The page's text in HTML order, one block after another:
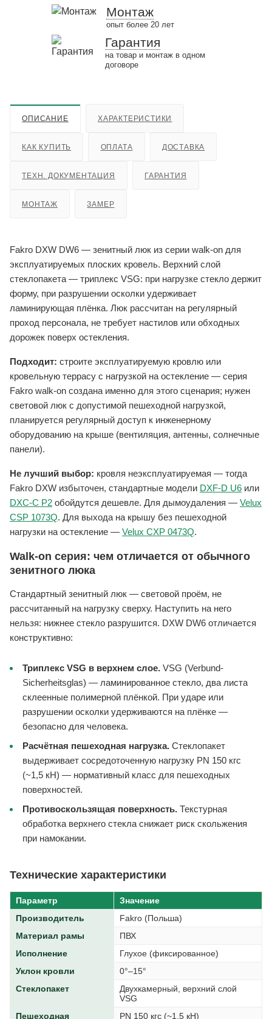
Монтаж
опыт более 20 лет
Гарантия
на товар и монтаж в одном
договоре
ОПИСАНИЕ ХАРАКТЕРИСТИКИ
КАК КУПИТЬ ОПЛАТА ДОСТАВКА
ТЕХН. ДОКУМЕНТАЦИЯ ГАРАНТИЯ
МОНТАЖ ЗАМЕР
Fakro DXW DW6 — зенитный люк из серии walk-on для
эксплуатируемых плоских кровель. Верхний слой
стеклопакета — триплекс VSG: при нагрузке стекло держит
форму, при разрушении осколки удерживает
ламинирующая плёнка. Люк рассчитан на регулярный
проход персонала, не требует настилов или обходных
дорожек поверх остекления.
Подходит: строите эксплуатируемую кровлю или
кровельную террасу с нагрузкой на остекление — серия
Fakro walk-on создана именно для этого сценария; нужен
световой люк с допустимой пешеходной нагрузкой,
планируется регулярный доступ к инженерному
оборудованию на крыше (вентиляция, антенны, солнечные
панели).
Не лучший выбор: кровля неэксплуатируемая — тогда
Fakro DXW избыточен, стандартные модели DXF-D U6 или
DXC-C P2 обойдутся дешевле. Для дымоудаления — Velux
CSP 1073Q. Для выхода на крышу без пешеходной
нагрузки на остекление — Velux CXP 0473Q.
Walk-on серия: чем отличается от обычного
зенитного люка
Стандартный зенитный люк — световой проём, не
рассчитанный на нагрузку сверху. Наступить на него
нельзя: нижнее стекло разрушится. DXW DW6 отличается
конструктивно:
Триплекс VSG в верхнем слое. VSG (Verbund-
Sicherheitsglas) — ламинированное стекло, два листа
склеенные полимерной плёнкой. При ударе или
разрушении осколки удерживаются на плёнке —
безопасно для человека.
Расчётная пешеходная нагрузка. Стеклопакет
выдерживает сосредоточенную нагрузку PN 150 кгс
(~1,5 кН) — нормативный класс для пешеходных
поверхностей.
Противоскользящая поверхность. Текстурная
обработка верхнего стекла снижает риск скольжения
при намокании.
Технические характеристики
Параметр
Значение
Производитель
Fakro (Польша)
Материал рамы
ПВХ
Исполнение
Глухое (фиксированное)
Уклон кровли
0°–15°
Стеклопакет
Двухкамерный, верхний слой
VSG
Пешеходная
PN 150 кгс (~1,5 кН)